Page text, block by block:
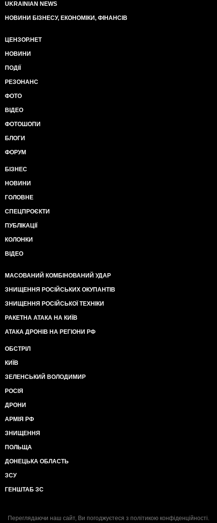
UKRAINIAN NEWS
НОВИНИ БІЗНЕСУ, ЕКОНОМІКИ, ФІНАНСІВ
ЦЕНЗОР.НЕТ
НОВИНИ
ПОДІЇ
РЕЗОНАНС
ФОТО
ВІДЕО
ФОТОШОПИ
БЛОГИ
ФОРУМ
БІЗНЕС
НОВИНИ
ГОЛОВНЕ
СПЕЦПРОЄКТИ
ПУБЛІКАЦІЇ
КОЛОНКИ
ВІДЕО
МАСОВАНИЙ КОМБІНОВАНИЙ УДАР
ЗНИЩЕННЯ РОСІЙСЬКИХ ОКУПАНТІВ
ЗНИЩЕННЯ РОСІЙСЬКОЇ ТЕХНІКИ
РАКЕТНА АТАКА НА КИЇВ
АТАКА ДРОНІВ НА РЕГІОНИ РФ
ОБСТРІЛ
КИЇВ
ЗЕЛЕНСЬКИЙ ВОЛОДИМИР
РОСІЯ
ДРОНИ
АРМІЯ РФ
ЗНИЩЕННЯ
ПОЛЬЩА
ДОНЕЦЬКА ОБЛАСТЬ
ЗСУ
ГЕНШТАБ ЗС
Переглядаючи наш сайт, Ви погоджуєтеся з політикою конфіденційності.